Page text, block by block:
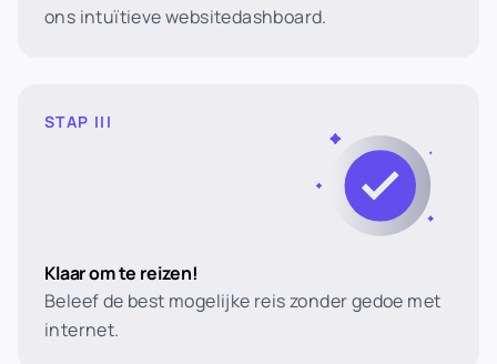
ons intuïtieve websitedashboard.
STAP III
Klaar om te reizen!
Beleef de best mogelijke reis zonder gedoe met
internet.